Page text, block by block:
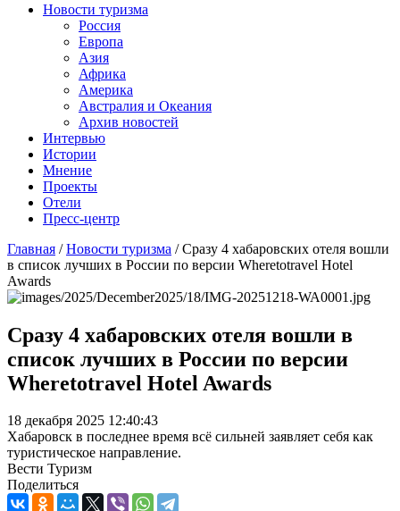
Новости туризма
Россия
Европа
Азия
Африка
Америка
Австралия и Океания
Архив новостей
Интервью
Истории
Мнение
Проекты
Отели
Пресс-центр
Главная /Новости туризма /Сразу 4 хабаровских отеля вошли
в список лучших в России по версии Wheretotravel Hotel
Awards
Сразу 4 хабаровских отеля вошли в
список лучших в России по версии
Wheretotravel Hotel Awards
18 декабря 2025 12:40:43
Хабаровск в последнее время всё сильней заявляет себя как
туристическое направление.
Вести Туризм
Поделиться